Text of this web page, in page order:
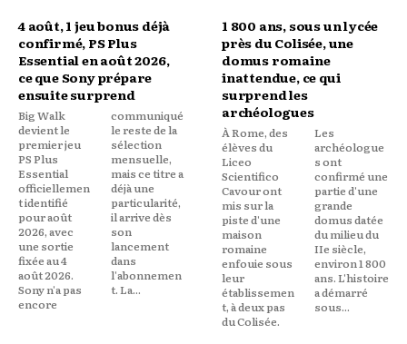
4 août, 1 jeu bonus déjà
confirmé, PS Plus
Essential en août 2026,
ce que Sony prépare
ensuite surprend
Big Walk
devient le
premier jeu
PS Plus
Essential
officiellemen
t identifié
pour août
2026, avec
une sortie
fixée au 4
août 2026.
Sony n'a pas
encore
communiqué
le reste de la
sélection
mensuelle,
mais ce titre a
déjà une
particularité,
il arrive dès
son
lancement
dans
l'abonnemen
t. La...
1 800 ans, sous un lycée
près du Colisée, une
domus romaine
inattendue, ce qui
surprend les
archéologues
À Rome, des
élèves du
Liceo
Scientifico
Cavour ont
mis sur la
piste d'une
maison
romaine
enfouie sous
leur
établissemen
t, à deux pas
du Colisée.
Les
archéologue
s ont
confirmé une
partie d'une
grande
domus datée
du milieu du
IIe siècle,
environ 1 800
ans. L'histoire
a démarré
sous...